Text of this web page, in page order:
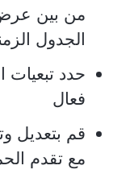
من بين عرض
الجدول
حدد تبعيات
فعال
قم بتعديل
مع تقدم